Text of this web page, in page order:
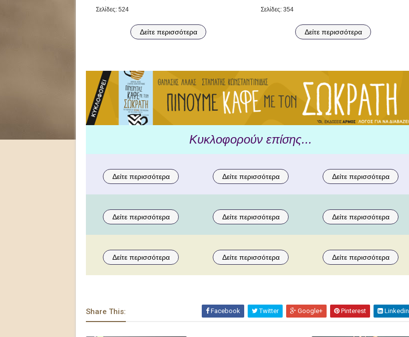
Σελίδες: 524 Σελίδες: 354
Δείτε περισσότερα Δείτε περισσότερα
Κυκλοφορούν επίσης...
Δείτε περισσότερα Δείτε περισσότερα Δείτε περισσότερα
Δείτε περισσότερα Δείτε περισσότερα Δείτε περισσότερα
Δείτε περισσότερα Δείτε περισσότερα Δείτε περισσότερα
Share This: Facebook Twitter Google+ Pinterest Linkedin